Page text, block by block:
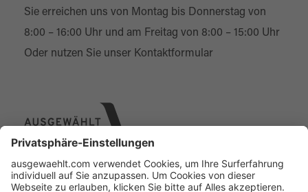
Über uns
Sie erreichen uns von Montag bis Donnerstag von
8:00 – 16:00 Uhr und am Freitag von 8:00 – 15:00 Uhr
Oder nutzen Sie unser Kontaktformular